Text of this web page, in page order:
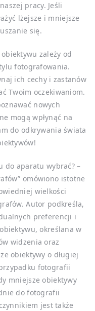
pracy. Jeśli
lżejsze i mniejsze
się.
zależy od
fotografowania.
ich cechy i zastanów
Twoim oczekiwaniom.
nowych
mogą wpłynąć na
do odkrywania świata
do aparatu wybrać? –
omówiono istotne
wielkości
Autor podkreśla,
preferencji i
określana w
widzenia oraz
obiektywy o długiej
fotografii
mniejsze obiektywy
do fotografii
jest także